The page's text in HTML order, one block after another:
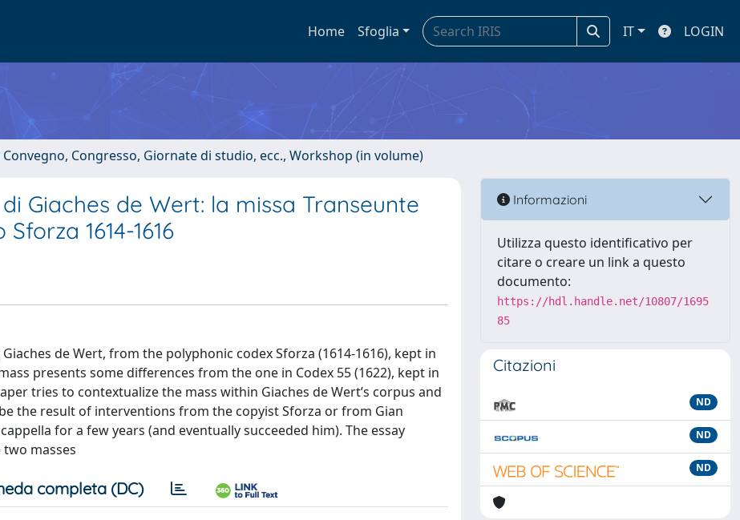
Home Sfoglia IT LOGIN
Congresso, Giornate di studio, ecc., Workshop (in volume)
Giaches de Wert: la missa Transeunte
1614-1616
de Wert, from the polyphonic codex Sforza (1614-1616), kept in
presents some differences from the one in Codex 55 (1622), kept in
tries to contextualize the mass within Giaches de Wert’s corpus and
the result of interventions from the copyist Sforza or from Gian
for a few years (and eventually succeeded him). The essay
masses
completa (DC)
Informazioni
Utilizza questo identificativo per
citare o creare un link a questo
documento:
https://hdl.handle.net/10807/1695
85
Citazioni
ND
ND
ND